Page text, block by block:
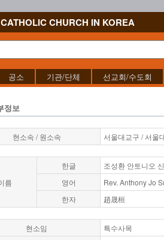
CHURCH IN KOREA
공소 기관/단체 선교회/수도회
정보
현소속 / 원소속 서울대교구 / 서울
름
한글
조성환 안토니오
영어
Rev. Anthony Jo
한자
趙晟桓
현소임
특수사목